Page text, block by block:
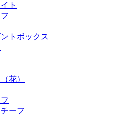
ト
トボックス
花）
ーフ